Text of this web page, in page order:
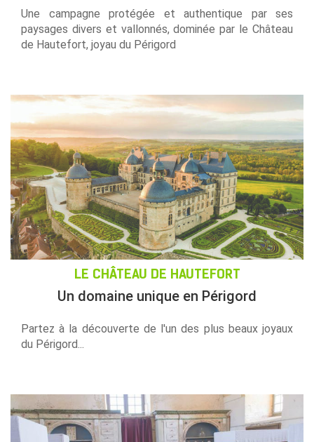
Une campagne protégée et authentique par ses
paysages divers et vallonnés, dominée par le Château
de Hautefort, joyau du Périgord
LE CHÂTEAU DE HAUTEFORT
Un domaine unique en Périgord
Partez à la découverte de l'un des plus beaux joyaux
du Périgord...